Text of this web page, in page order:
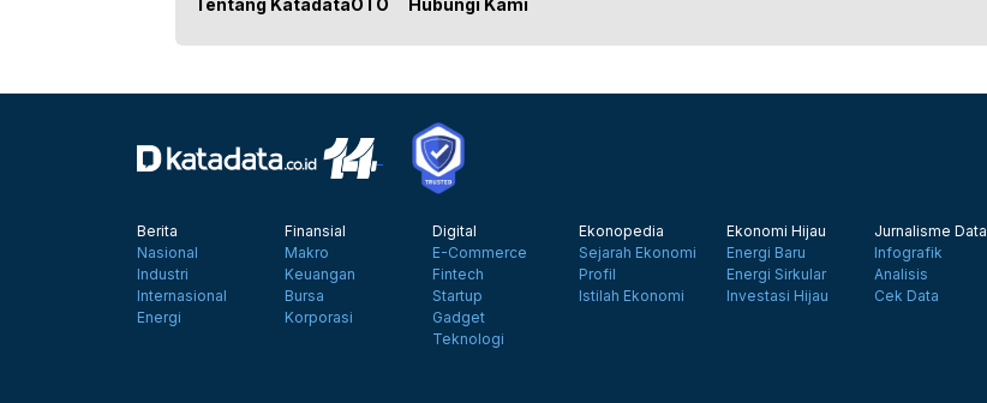
Tentang KatadataOTO Hubungi Kami
Berita
Nasional
Industri
Internasional
Energi
Finansial
Makro
Keuangan
Bursa
Korporasi
Digital
E-Commerce
Fintech
Startup
Gadget
Teknologi
Ekonopedia
Sejarah Ekonomi
Profil
Istilah Ekonomi
Ekonomi Hijau
Energi Baru
Energi Sirkular
Investasi Hijau
Jurnalisme Data
Infografik
Analisis
Cek Data